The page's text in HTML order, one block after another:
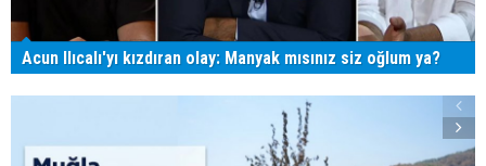
Acun Ilıcalı'yı kızdıran olay: Manyak mısınız siz oğlum ya?